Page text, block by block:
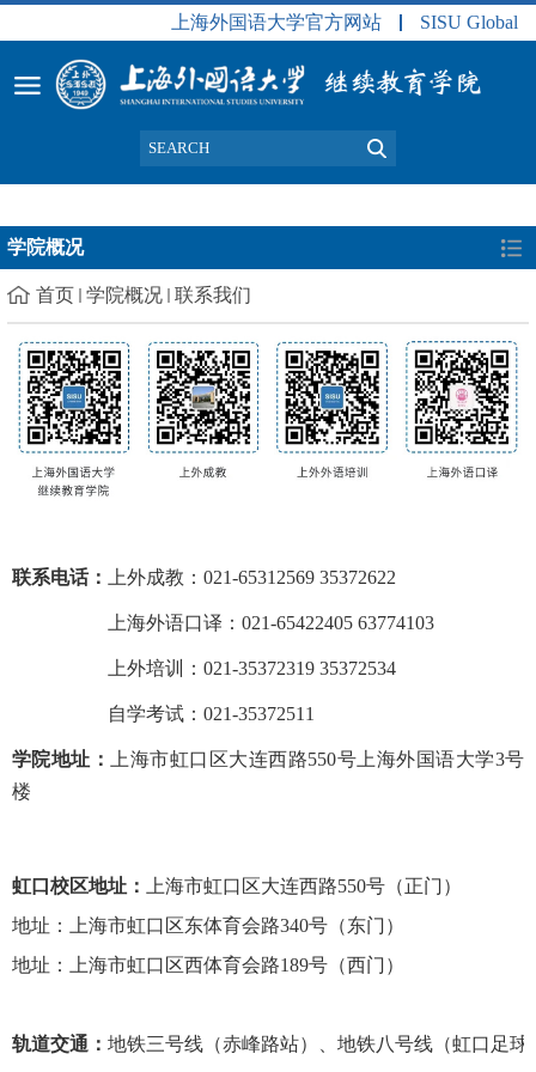
上海外国语大学官方网站 SISU Global
学院概况
首页 学院概况 联系我们
联系电话： 上外成教：021-65312569 35372622
上海外语口译：021-65422405 63774103
上外培训：021-35372319 35372534
自学考试：021-35372511
学院地址：
上海市虹口区大连西路550号上海外国语大学3号
楼
虹口校区地址 ： 上海市虹口区大连西路550号 （正门）
地址 ：
上海市虹口区东体育会路340号（东门）
地址 ： 上海市虹口区西体育会路189号（西门）
轨道交通： 地铁三号线（赤峰路站）、地铁八号线（虹口足球